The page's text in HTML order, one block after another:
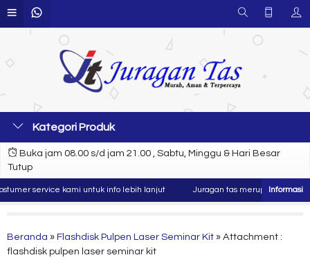
Kategori Produk
Buka jam 08.00 s/d jam 21.00 , Sabtu, Minggu & Hari Besar
Tutup
service kami untuk info lebih lanjut Juragan tas merupakan
Beranda » Flashdisk Pulpen Laser Seminar Kit » Attachment :
flashdisk pulpen laser seminar kit